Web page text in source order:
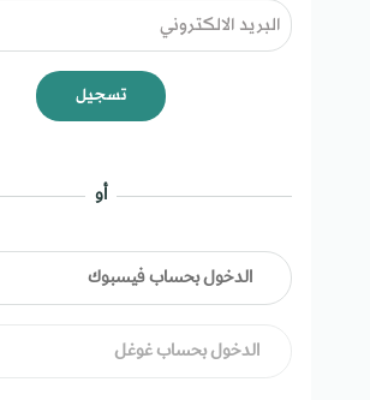
تسجيل
أو
الدخول بحساب فيسبوك
الدخول بحساب غوغل